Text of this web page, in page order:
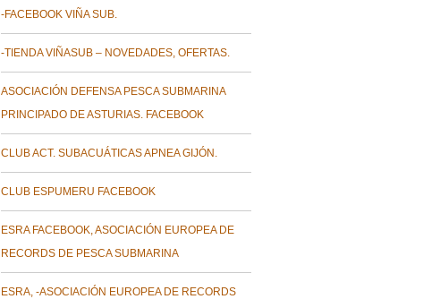
-FACEBOOK VIÑA SUB.
-TIENDA VIÑASUB – NOVEDADES, OFERTAS.
ASOCIACIÓN DEFENSA PESCA SUBMARINA
PRINCIPADO DE ASTURIAS. FACEBOOK
CLUB ACT. SUBACUÁTICAS APNEA GIJÓN.
CLUB ESPUMERU FACEBOOK
ESRA FACEBOOK, ASOCIACIÓN EUROPEA DE
RECORDS DE PESCA SUBMARINA
ESRA, -ASOCIACIÓN EUROPEA DE RECORDS